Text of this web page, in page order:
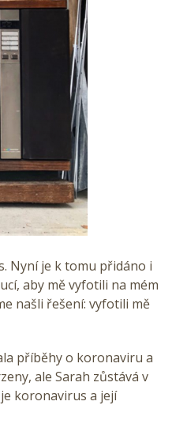
Nyní je k tomu přidáno i
aby mě vyfotili na mém
našli řešení: vyfotili mě
příběhy o koronaviru a
ale Sarah zůstává v
koronavirus a její